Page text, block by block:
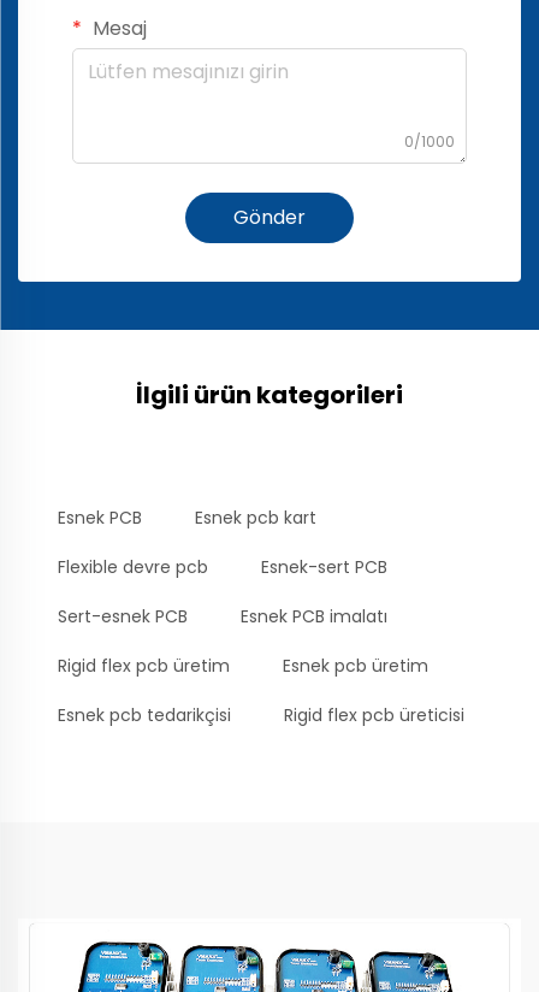
Mesaj
0/1000
Gönder
İlgili ürün kategorileri
Esnek PCB Esnek pcb kart
Flexible devre pcb Esnek-sert PCB
Sert-esnek PCB Esnek PCB imalatı
Rigid flex pcb üretim Esnek pcb üretim
Esnek pcb tedarikçisi Rigid flex pcb üreticisi